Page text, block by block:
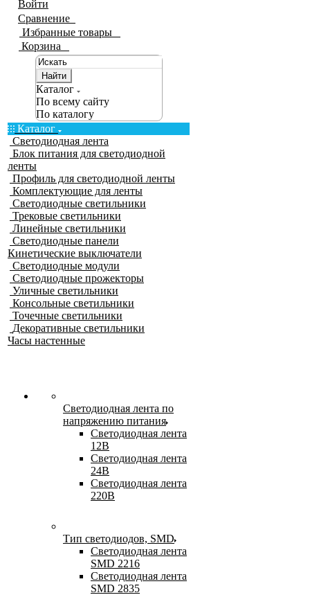
Войти
Сравнение
Избранные товары
Корзина
Найти
Каталог
По всему сайту
По каталогу
Каталог
Светодиодная лента
Блок питания для светодиодной
ленты
Профиль для светодиодной ленты
Комплектующие для ленты
Светодиодные светильники
Трековые светильники
Линейные светильники
Светодиодные панели
Кинетические выключатели
Светодиодные модули
Светодиодные прожекторы
Уличные светильники
Консольные светильники
Точечные светильники
Декоративные светильники
Часы настенные
Светодиодная лента по
напряжению питания
Светодиодная лента
12В
Светодиодная лента
24В
Светодиодная лента
220В
Тип светодиодов, SMD
Cветодиодная лента
SMD 2216
Светодиодная лента
SMD 2835